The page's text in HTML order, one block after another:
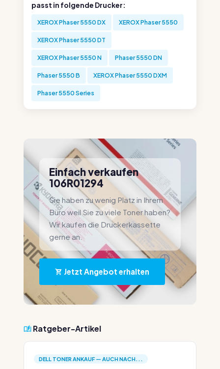
passt in folgende Drucker:
XEROX Phaser 5550 DX XEROX Phaser 5550
XEROX Phaser 5550 DT
XEROX Phaser 5550 N Phaser 5550 DN
Phaser 5550 B XEROX Phaser 5550 DXM
Phaser 5550 Series
Einfach verkaufen
106R01294
Sie haben zu wenig Platz in Ihrem
Büro weil Sie zu viele Toner haben?
Wir kaufen die Druckerkassette
gerne an.
Jetzt Angebot erhalten
Ratgeber-Artikel
DELL TONER ANKAUF — AUCH NACH...